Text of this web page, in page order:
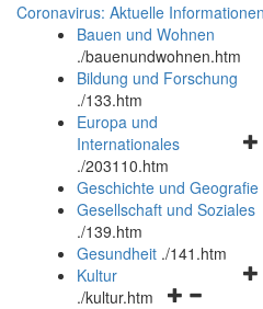
Coronavirus: Aktuelle Informationen
Bauen und Wohnen
./bauenundwohnen.htm
Bildung und Forschung
./133.htm
und
Europa und
Internationales
./203110.htm
Geschichte und Geografie
Gesellschaft und Soziales
./139.htm
Gesundheit ./141.htm
Kultur
./kultur.htm